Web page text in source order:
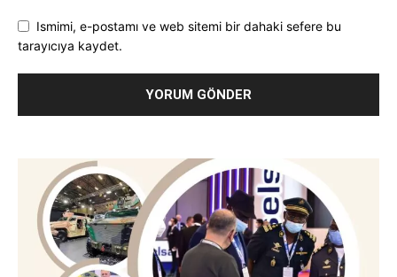
Ismimi, e-postamı ve web sitemi bir dahaki sefere bu
tarayıcıya kaydet.